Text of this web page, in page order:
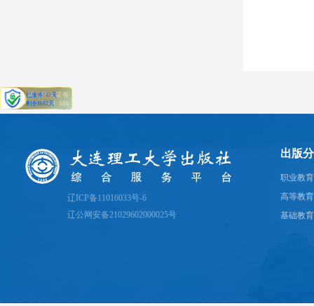
辽ICP备11016033号-6
辽公网安备21029602000025号
出版
职业教
高等教
基础教